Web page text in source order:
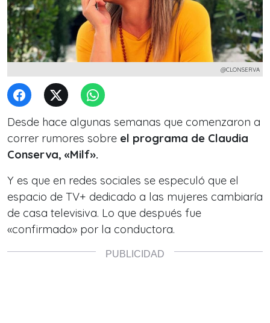
@CLONSERVA
Desde hace algunas semanas que comenzaron a
correr rumores sobre el programa de Claudia
Conserva, «Milf».
Y es que en redes sociales se especuló que el
espacio de TV+ dedicado a las mujeres cambiaría
de casa televisiva. Lo que después fue
«confirmado» por la conductora.